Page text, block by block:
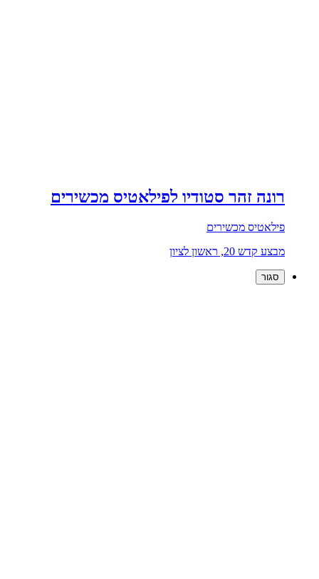
רונה זהר סטודיו לפילאטיס מכשירים
פילאטיס מכשירים
מבצע קדש 20, ראשון לציון
סגור